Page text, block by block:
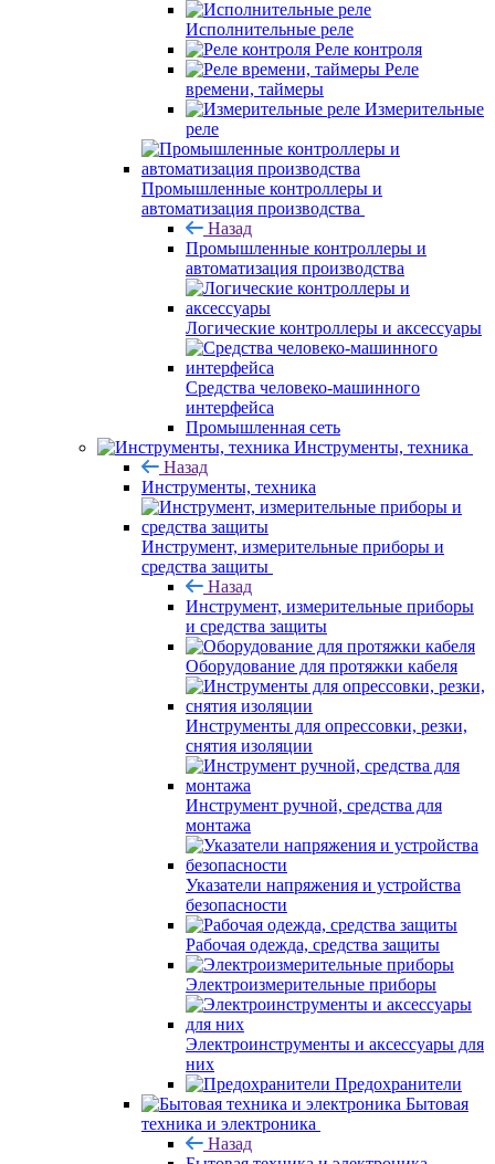
Исполнительные реле
Реле контроля
Реле
времени, таймеры
Измерительные
реле
Промышленные контроллеры и
автоматизация производства
Назад
Промышленные контроллеры и
автоматизация производства
Логические контроллеры и аксессуары
Средства человеко-машинного
интерфейса
Промышленная сеть
Инструменты, техника
Назад
Инструменты, техника
Инструмент, измерительные приборы и
средства защиты
Назад
Инструмент, измерительные приборы
и средства защиты
Оборудование для протяжки кабеля
Инструменты для опрессовки, резки,
снятия изоляции
Инструмент ручной, средства для
монтажа
Указатели напряжения и устройства
безопасности
Рабочая одежда, средства защиты
Электроизмерительные приборы
Электроинструменты и аксессуары для
них
Предохранители
Бытовая
техника и электроника
Назад